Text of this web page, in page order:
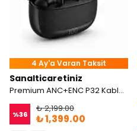
4 Ay'a Varan Taksit
Sanalticaretiniz
Premium ANC+ENC P32 Kablosuz Kulaklık
%36
₺ 2,199.00
₺ 1,399.00